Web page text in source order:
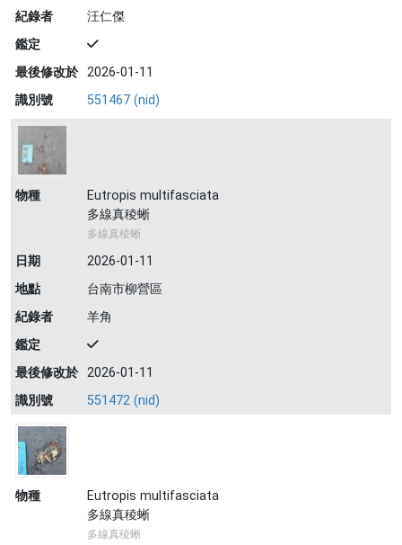
紀錄者
汪仁傑
鑑定
最後修改於 2026-01-11
識別號
551467 (nid)
物種
Eutropis multifasciata
多線真稜蜥
多線真稜蜥
日期
2026-01-11
地點
台南市柳營區
紀錄者
羊角
鑑定
最後修改於 2026-01-11
識別號
551472 (nid)
物種
Eutropis multifasciata
多線真稜蜥
多線真稜蜥